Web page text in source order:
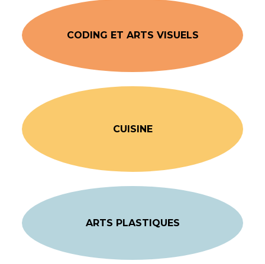
CODING ET ARTS VISUELS
CUISINE
ARTS PLASTIQUES